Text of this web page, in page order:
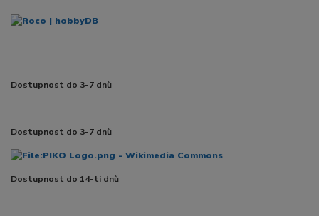
Dostupnost do 3-7 dnů
Dostupnost do 3-7 dnů
Dostupnost do 14-ti dnů